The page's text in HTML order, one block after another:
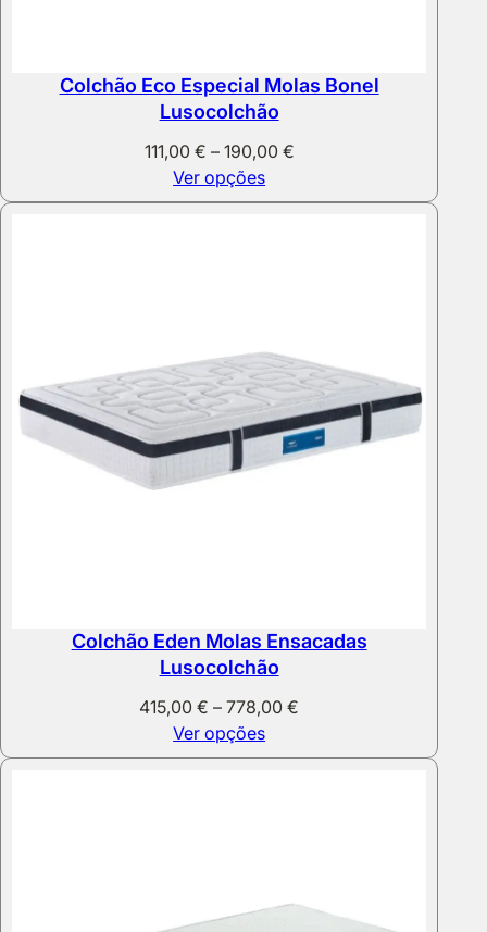
Colchão Eco Especial Molas Bonel
Lusocolchão
111,00 € – 190,00 €Price
111,00 €
Ver opções
Colchão Eden Molas Ensacadas
Lusocolchão
415,00€ – 778,00€
415,00 €
Ver opções